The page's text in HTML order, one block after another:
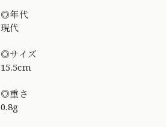
◎年代
現代
◎サイズ
15.5cm
◎重さ
0.8g